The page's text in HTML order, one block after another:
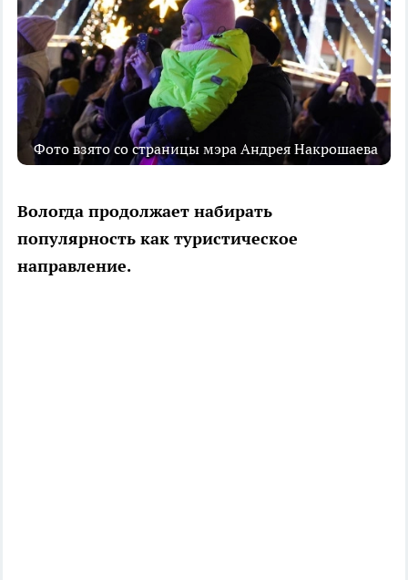
Фото взято со страницы мэра Андрея Накрошаева
Вологда продолжает набирать
популярность как туристическое
направление.